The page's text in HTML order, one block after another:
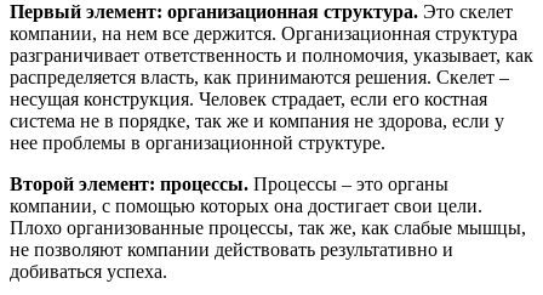
Первый элемент: организационная структура. Это скелет
компании, на нем все держится. Организационная структура
разграничивает ответственность и полномочия, указывает, как
распределяется власть, как принимаются решения. Скелет –
несущая конструкция. Человек страдает, если его костная
система не в порядке, так же и компания не здорова, если у
нее проблемы в организационной структуре.
Второй элемент: процессы. Процессы – это органы
компании, с помощью которых она достигает свои цели.
Плохо организованные процессы, так же, как слабые мышцы,
не позволяют компании действовать результативно и
добиваться успеха.